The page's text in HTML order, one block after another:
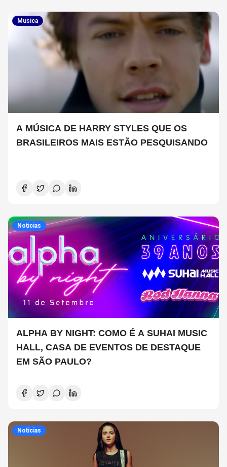
Musica
A MÚSICA DE HARRY STYLES QUE OS
BRASILEIROS MAIS ESTÃO PESQUISANDO
Noticias
ALPHA BY NIGHT: COMO É A SUHAI MUSIC
HALL, CASA DE EVENTOS DE DESTAQUE
EM SÃO PAULO?
Noticias